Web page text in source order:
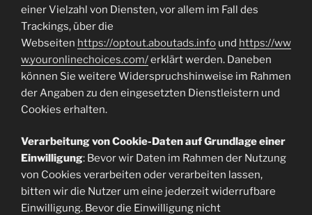
einer Vielzahl von Diensten, vor allem im Fall des
Trackings, über die
Webseiten https://optout.aboutads.info und https://ww
w.youronlinechoices.com/erklärt werden. Daneben
können Sie weitere Widerspruchshinweise im Rahmen
der Angaben zu den eingesetzten Dienstleistern und
Cookies erhalten.
Verarbeitung von Cookie-Daten auf Grundlage einer
Einwilligung: Bevor wir Daten im Rahmen der Nutzung
von Cookies verarbeiten oder verarbeiten lassen,
bitten wir die Nutzer um eine jederzeit widerrufbare
Einwilligung. Bevor die Einwilligung nicht